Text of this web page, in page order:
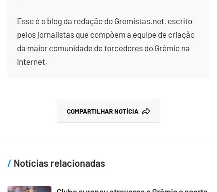
Esse é o blog da redação do Gremistas.net, escrito
pelos jornalistas que compõem a equipe de criação
da maior comunidade de torcedores do Grêmio na
internet.
COMPARTILHAR NOTÍCIA
Notícias relacionadas